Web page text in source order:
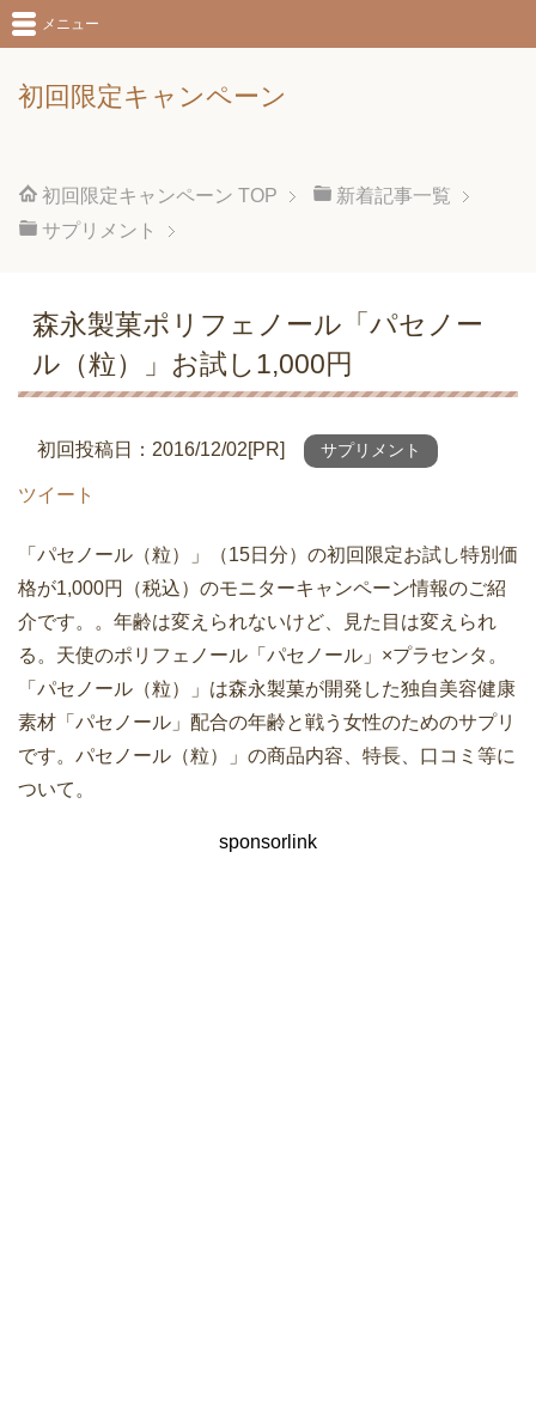
初回限定キャンペーン
メニュー
初回限定キャンペーン TOP
新着記事一覧
サプリメント
森永製菓ポリフェノール「パセノー
ル（粒）」お試し1,000円
初回投稿日：2016/12/02[PR] サプリメント
ツイート
「パセノール（粒）」（15日分）の初回限定お試し特別価
格が1,000円（税込）のモニターキャンペーン情報のご紹
介です。。年齢は変えられないけど、見た目は変えられ
る。天使のポリフェノール「パセノール」×プラセンタ。
「パセノール（粒）」は森永製菓が開発した独自美容健康
素材「パセノール」配合の年齢と戦う女性のためのサプリ
です。パセノール（粒）」の商品内容、特長、口コミ等に
ついて。
sponsorlink